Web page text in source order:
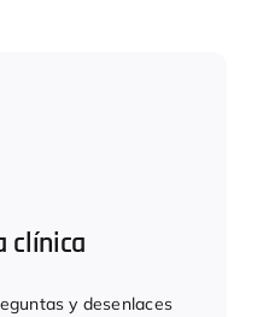
clínica
y desenlaces